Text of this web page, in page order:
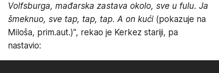
Volfsburga, mađarska zastava okolo, sve u fulu. Ja
šmeknuo, sve tap, tap, tap. A on kući (pokazuje na
Miloša, prim.aut.)", rekao je Kerkez stariji, pa
nastavio: